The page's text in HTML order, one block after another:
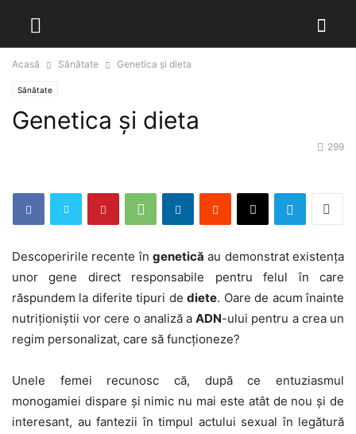
Acasă Sănătate Genetica și dieta
Sănătate
Genetica și dieta
299
Descoperirile recente în genetică au demonstrat existența
unor gene direct responsabile pentru felul în care
răspundem la diferite tipuri dediete. Oare de acum înainte
nutriționiștii vor cere o analiză aADN-ului pentru a crea un
regim personalizat, care să funcționeze?
Unele femei recunosc că, după ce entuziasmul
monogamiei dispare și nimic nu mai este atât de nou și de
interesant, au fantezii în timpul actului se­xual în legătură